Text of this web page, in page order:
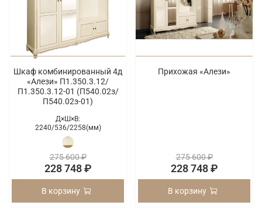
Шкаф комбинированный 4д
«Алези» П1.350.3.12/
П1.350.3.12-01 (П540.02з/
П540.02з-01)
Д×Ш×В:
2240/536/2258(мм)
275 600 ₽
228 748 ₽
В корзину
Прихожая «Алези»
275 600 ₽
228 748 ₽
В корзину